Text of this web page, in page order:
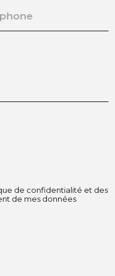
de confidentialité et des
de mes données